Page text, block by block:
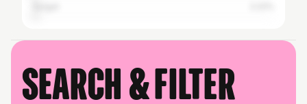
Search & filter